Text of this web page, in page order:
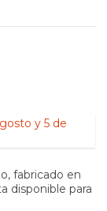
y 5 de
fabricado en
disponible para